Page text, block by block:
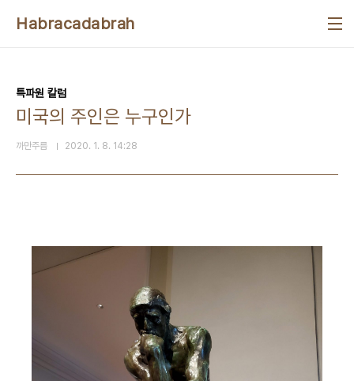
Habracadabrah
특파원 칼럼
미국의 주인은 누구인가
까만주름 2020. 1. 8. 14:28